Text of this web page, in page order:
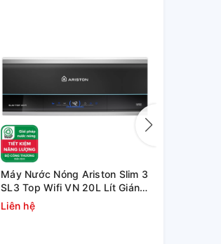
Máy Nước Nóng Ariston Slim 3
SL3 Top Wifi VN 20L Lít Gián
Tiếp
Liên hệ